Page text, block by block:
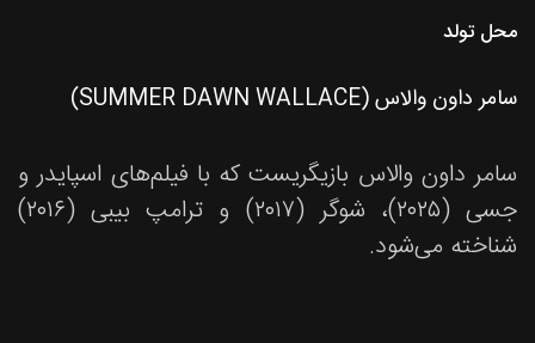
محل تولد
سامر داون والاس (SUMMER DAWN WALLACE)
سامر داون والاس بازیگریست که با فیلم‌های اسپایدر و
جسی (۲۰۲۵)، شوگر (۲۰۱۷) و ترامپ بیبی (۲۰۱۶)
شناخته می‌شود.